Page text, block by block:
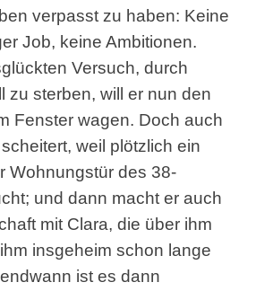
verpasst zu haben: Keine
Job, keine Ambitionen.
Versuch, durch
zu sterben, will er nun den
Fenster wagen. Doch auch
weil plötzlich ein
Wohnungstür des 38-
und dann macht er auch
mit Clara, die über ihm
insgeheim schon lange
ist es dann